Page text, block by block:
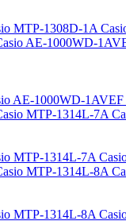
MTP-1308D-1A
AE-1000WD-1AVEF
MTP-1314L-7A
MTP-1314L-8A